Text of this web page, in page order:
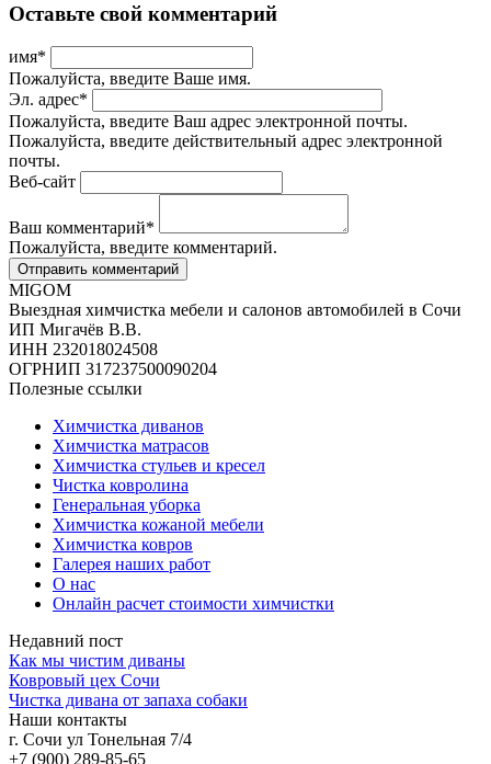
Оставьте свой комментарий
имя*
Пожалуйста, введите Ваше имя.
Эл. адрес*
Пожалуйста, введите Ваш адрес электронной почты.
Пожалуйста, введите действительный адрес электронной
почты.
Веб-сайт
Ваш комментарий*
Пожалуйста, введите комментарий.
MIGOM
Выездная химчистка мебели и салонов автомобилей в Сочи
ИП Мигачёв В.В.
ИНН 232018024508
ОГРНИП 317237500090204
Полезные ссылки
Химчистка диванов
Химчистка матрасов
Химчистка стульев и кресел
Чистка ковролина
Генеральная уборка
Химчистка кожаной мебели
Химчистка ковров
Галерея наших работ
О нас
Онлайн расчет стоимости химчистки
Недавний пост
Как мы чистим диваны
Ковровый цех Сочи
Чистка дивана от запаха собаки
Наши контакты
г. Сочи ул Тонельная 7/4
+7 (900) 289-85-65